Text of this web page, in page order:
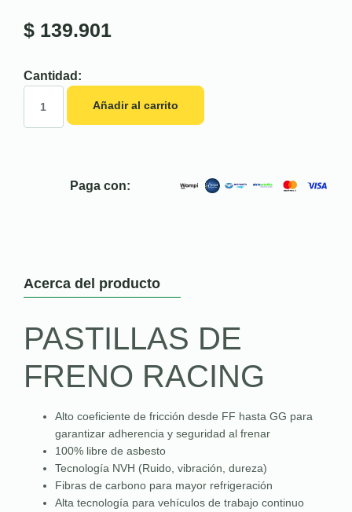
$ 139.901
Cantidad:
Añadir al carrito
Paga con:
Acerca del producto
PASTILLAS DE
FRENO RACING
Alto coeficiente de fricción desde FF hasta GG para
garantizar adherencia y seguridad al frenar
100% libre de asbesto
Tecnología NVH (Ruido, vibración, dureza)
Fibras de carbono para mayor refrigeración
Alta tecnología para vehículos de trabajo continuo